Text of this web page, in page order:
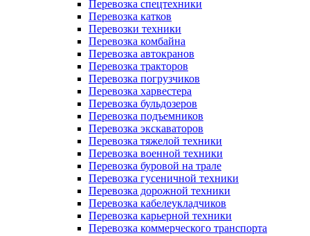
Перевозка спецтехники
Перевозка катков
Перевозки техники
Перевозка комбайна
Перевозка автокранов
Перевозка тракторов
Перевозка погрузчиков
Перевозка харвестера
Перевозка бульдозеров
Перевозка подъемников
Перевозка экскаваторов
Перевозка тяжелой техники
Перевозка военной техники
Перевозка буровой на трале
Перевозка гусеничной техники
Перевозка дорожной техники
Перевозка кабелеукладчиков
Перевозка карьерной техники
Перевозка коммерческого транспорта